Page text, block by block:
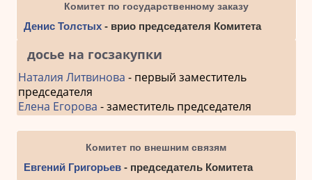
Комитет по государственному заказу
Денис Толстых- врио председателя Комитета
досье на госзакупки
Наталия Литвинова - первый заместитель
председателя
Елена Егорова - заместитель председателя
Комитет по внешним связям
Евгений Григорьев- председатель Комитета